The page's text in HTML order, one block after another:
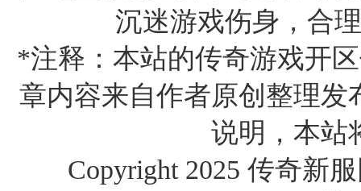
沉迷游戏伤身，合
*注释：本站的传奇游戏开
章内容来自作者原创整理
说明，本站
Copyright 2025 传奇新